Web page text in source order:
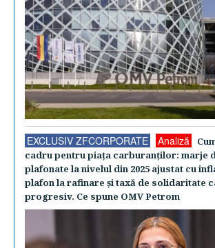
EXCLUSIV ZFCORPORATE Analiză
cadru pentru piaţa carburanţilor: marje
plafonate la nivelul din 2025 ajustat cu
plafon la rafinare şi taxă de solidaritate
progresiv. Ce spune OMV Petrom